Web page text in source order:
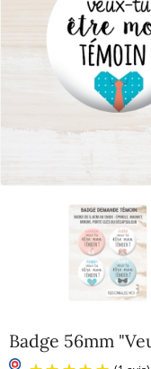
Badge 56mm